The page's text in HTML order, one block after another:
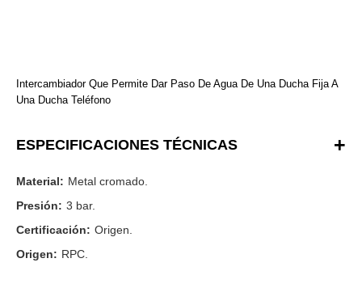
Intercambiador Que Permite Dar Paso De Agua De Una Ducha Fija A
Una Ducha Teléfono
ESPECIFICACIONES TÉCNICAS
Material: Metal cromado.
Presión: 3 bar.
Certificación: Origen.
Origen: RPC.